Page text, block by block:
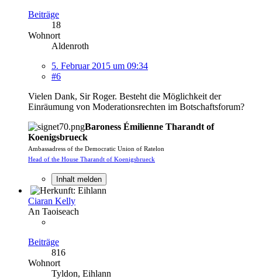
Beiträge
18
Wohnort
Aldenroth
5. Februar 2015 um 09:34
#6
Vielen Dank, Sir Roger. Besteht die Möglichkeit der
Einräumung von Moderationsrechten im Botschaftsforum?
Baroness Émilienne Tharandt of
Koenigsbrueck
Ambassadress of the Democratic Union of Ratelon
Head of the House Tharandt of Koenigsbrueck
Inhalt melden
Ciaran Kelly
An Taoiseach
Beiträge
816
Wohnort
Tyldon, Eihlann